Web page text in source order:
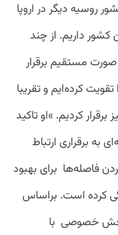
روسیه دیگر در اروپا
داریم. از چند
صورت مستقیم برقرار
کرده‌ایم و تقریبا
کردیم. »او تاکید
به برقراری ارتباط
فاصله‌ها برای بهبود
کرده است. براساس
بخش خصوصی با